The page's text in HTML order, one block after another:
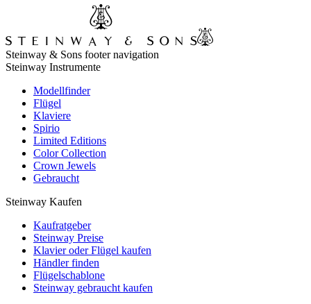
Steinway & Sons footer navigation
Steinway Instrumente
Modellfinder
Flügel
Klaviere
Spirio
Limited Editions
Color Collection
Crown Jewels
Gebraucht
Steinway Kaufen
Kaufratgeber
Steinway Preise
Klavier oder Flügel kaufen
Händler finden
Flügelschablone
Steinway gebraucht kaufen